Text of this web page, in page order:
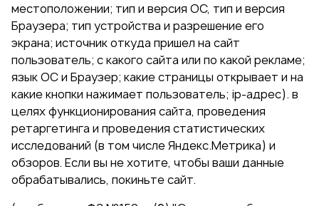
местоположении; тип и версия ОС, тип и версия
Браузера; тип устройства и разрешение его
экрана; источник откуда пришел на сайт
пользователь; с какого сайта или по какой рекламе;
язык ОС и Браузер; какие страницы открывает и на
какие кнопки нажимает пользователь; ip-адрес). в
целях функционирования сайта, проведения
ретаргетинга и проведения статистических
исследований (в том числе Яндекс.Метрика) и
обзоров. Если вы не хотите, чтобы ваши данные
обрабатывались, покиньте сайт.